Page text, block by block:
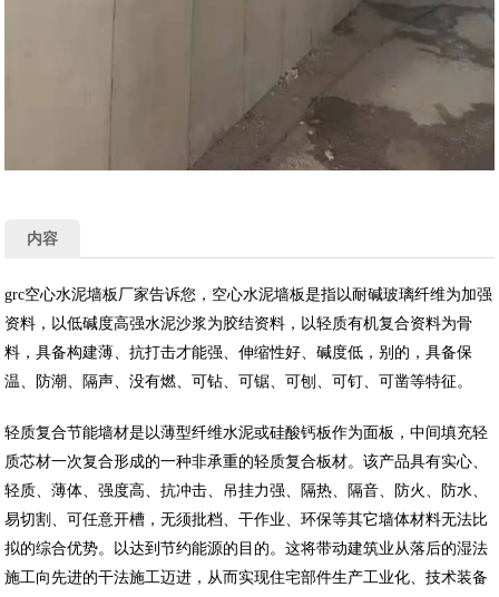
内容
grc空心水泥墙板厂家告诉您，空心水泥墙板是指以耐碱玻璃纤维为加强
资料，以低碱度高强水泥沙浆为胶结资料，以轻质有机复合资料为骨
料，具备构建薄、抗打击才能强、伸缩性好、碱度低，别的，具备保
温、防潮、隔声、没有燃、可钻、可锯、可刨、可钉、可凿等特征。
轻质复合节能墙材是以薄型纤维水泥或硅酸钙板作为面板，中间填充轻
质芯材一次复合形成的一种非承重的轻质复合板材。该产品具有实心、
轻质、薄体、强度高、抗冲击、吊挂力强、隔热、隔音、防火、防水、
易切割、可任意开槽，无须批档、干作业、环保等其它墙体材料无法比
拟的综合优势。以达到节约能源的目的。这将带动建筑业从落后的湿法
施工向先进的干法施工迈进，从而实现住宅部件生产工业化、技术装备